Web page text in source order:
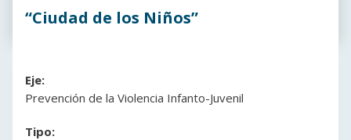
“Ciudad de los Niños”
Eje:
Prevención de la Violencia Infanto-Juvenil
Tipo: